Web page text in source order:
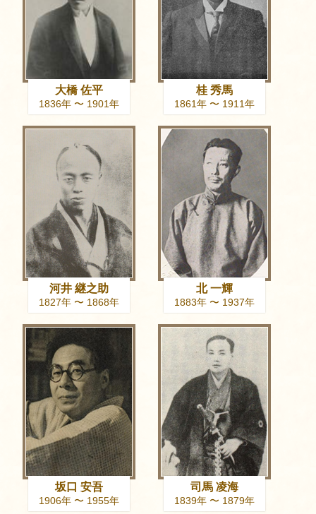
大橋 佐平
1836年 〜 1901年
桂 秀馬
1861年 〜 1911年
河井 継之助
1827年 〜 1868年
北 一輝
1883年 〜 1937年
坂口 安吾
1906年 〜 1955年
司馬 凌海
1839年 〜 1879年